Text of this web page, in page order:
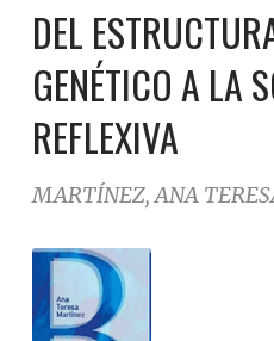
DEL ESTRUCTURALISMO
GENÉTICO A LA
REFLEXIVA
MARTÍNEZ, ANA